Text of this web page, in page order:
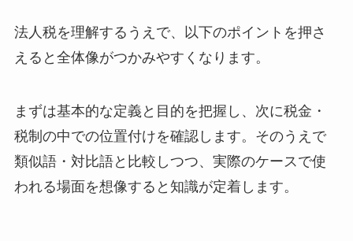
法人税を理解するうえで、以下のポイントを押さ
えると全体像がつかみやすくなります。
まずは基本的な定義と目的を把握し、次に税金・
税制の中での位置付けを確認します。そのうえで
類似語・対比語と比較しつつ、実際のケースで使
われる場面を想像すると知識が定着します。